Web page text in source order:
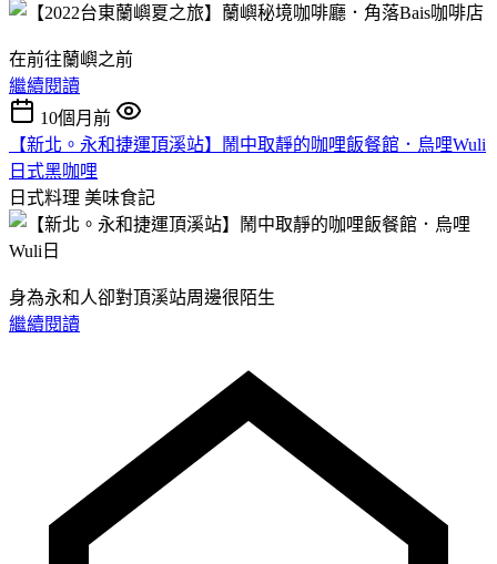
在前往蘭嶼之前
繼續閱讀
10個月前
【新北。永和捷運頂溪站】鬧中取靜的咖哩飯餐館．烏哩Wuli
日式黑咖哩
日式料理 美味食記
身為永和人卻對頂溪站周邊很陌生
繼續閱讀